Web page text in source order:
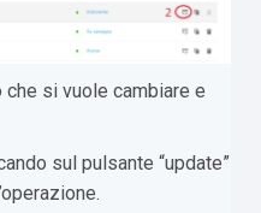
si vuole cambiare e
sul pulsante “update”